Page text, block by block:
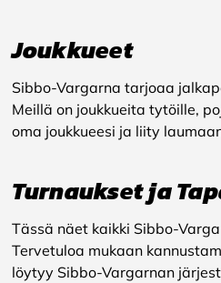
Joukkueet
Sibbo-Vargarna tarjoaa
Meillä on joukkueita tytöille,
oma joukkueesi ja liity
Turnaukset ja
Tässä näet kaikki Sibbo-
Tervetuloa mukaan
löytyy Sibbo-Vargarnan